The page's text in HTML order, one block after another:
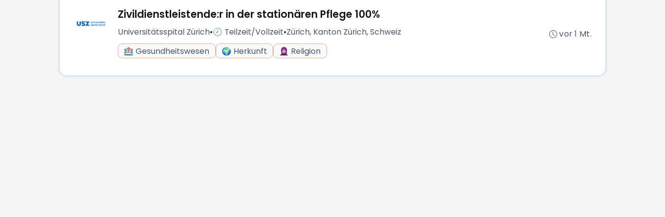
Zivildienstleistende:r in der stationären Pflege 100%
Universitätsspital Zürich•🕗 Teilzeit/Vollzeit•Zürich, Kanton Zürich, Schweiz
🏥 Gesundheitswesen
🌍 Herkunft 🧕🏼 Religion
vor 1 Mt.